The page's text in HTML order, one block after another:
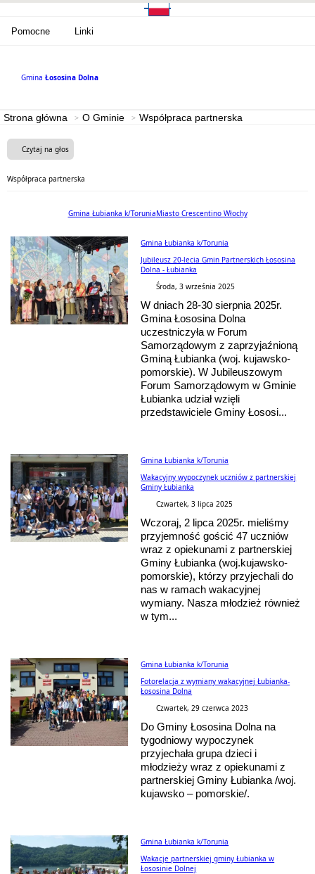
Pomocne Linki
Gmina Łososina Dolna
Strona główna O Gminie Współpraca partnerska
Czytaj na głos
Współpraca partnerska
Gmina Łubianka k/ToruniaMiasto Crescentino Włochy
Gmina Łubianka k/Torunia
Jubileusz 20-lecia Gmin Partnerskich Łososina
Dolna - Łubianka
Środa, 3 września 2025
W dniach 28-30 sierpnia 2025r.
Gmina Łososina Dolna
uczestniczyła w Forum
Samorządowym z zaprzyjaźnioną
Gminą Łubianka (woj. kujawsko-
pomorskie). W Jubileuszowym
Forum Samorządowym w Gminie
Łubianka udział wzięli
przedstawiciele Gminy Łososi...
Gmina Łubianka k/Torunia
Wakacyjny wypoczynek uczniów z partnerskiej
Gminy Łubianka
Czwartek, 3 lipca 2025
Wczoraj, 2 lipca 2025r. mieliśmy
przyjemność gościć 47 uczniów
wraz z opiekunami z partnerskiej
Gminy Łubianka (woj.kujawsko-
pomorskie), którzy przyjechali do
nas w ramach wakacyjnej
wymiany. Nasza młodzież również
w tym...
Gmina Łubianka k/Torunia
Fotorelacja z wymiany wakacyjnej Łubianka-
Łososina Dolna
Czwartek, 29 czerwca 2023
Do Gminy Łososina Dolna na
tygodniowy wypoczynek
przyjechała grupa dzieci i
młodzieży wraz z opiekunami z
partnerskiej Gminy Łubianka /woj.
kujawsko – pomorskie/.
Gmina Łubianka k/Torunia
Wakacje partnerskiej gminy Łubianka w
Łososinie Dolnej